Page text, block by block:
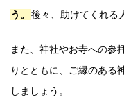
う。
後々、助けてくれる
また、神社やお寺への参
りとともに、ご縁のある
しましょう。